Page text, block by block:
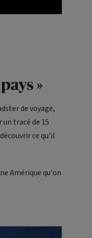
»
de voyage,
un tracé de 15
ce qu'il
Amérique qu'on